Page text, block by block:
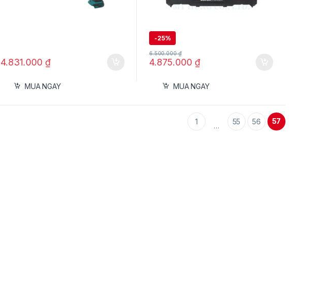
4.831.000 ₫
MUA NGAY
-25%
4.875.000 ₫
6.500.000₫
MUA NGAY
1 … 55 56 57